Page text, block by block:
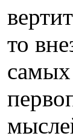
то
самых